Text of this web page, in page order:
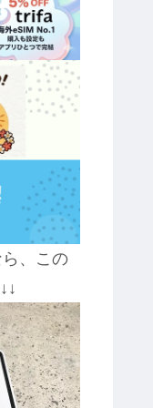
、この